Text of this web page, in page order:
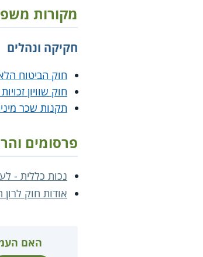
מקורות
חקיקה ונהלים
חוק הביטוח
חוק שוויון
תקנות שכר
פרסומים
נכות כללית -
אודות חוק לרון
האם